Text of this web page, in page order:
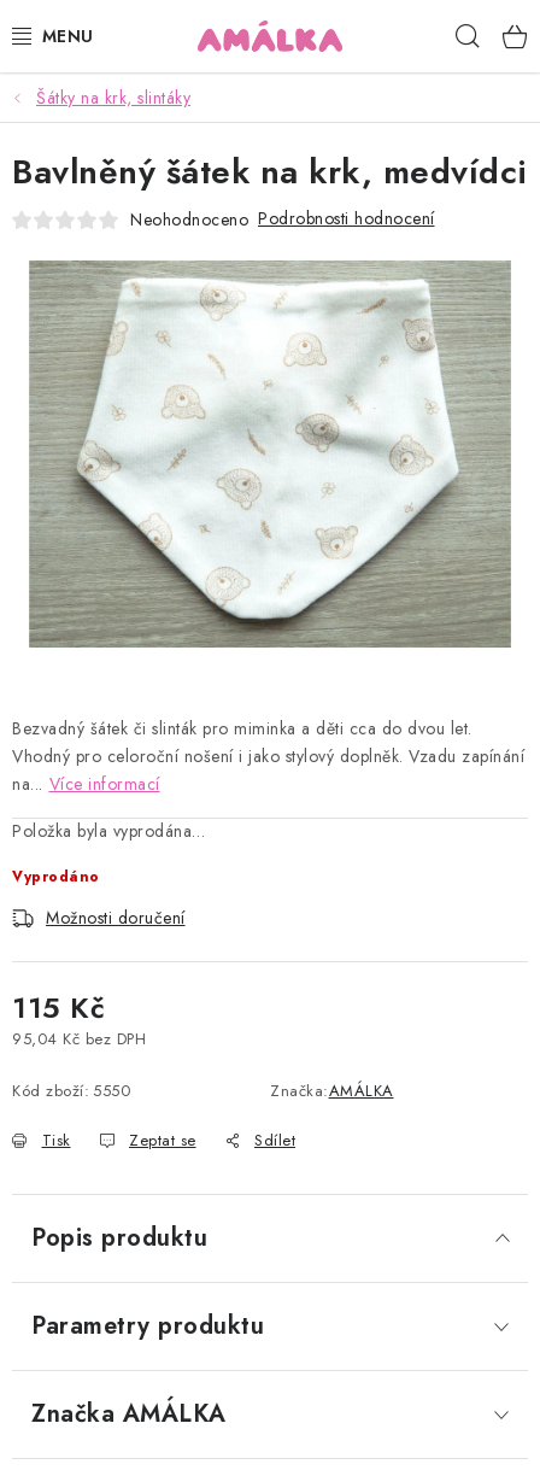
na
KOJENECKÉ, DĚTSKÉ OBLEČENÍ
ČEPICE, RUKAVICE, NÁKRČNÍKY
OSUŠKY, BRYNDÁKY, DEKY, DOPLŇKY
SOFTSHELL
POUKAZY
KONTAKTY
HODNOCENÍ OBCHODU
Kontakty Proč AMÁLKA?
Doprava a platba
Tabulka velikostí
Postup pro vrácení a výměnu
Velkoobchod
Obchodní podmínky
Šátky na krk, slintáky
Bezvadný šátek či slinták pro miminka a děti cca do dvou let.
Vhodný pro celoroční nošení i jako stylový doplněk. Vzadu zapínání
na... Více informací
Položka byla vyprodána…
Vyprodáno
Možnosti doručení
115 Kč
95,04 Kč bez DPH
Kód zboží: 5550 Značka:AMÁLKA
Tisk Zeptat se Sdílet
Bavlněný šátek na krk, medvídci
Neohodnoceno Podrobnosti hodnocení
Popis produktu
Parametry produktu
Značka AMÁLKA